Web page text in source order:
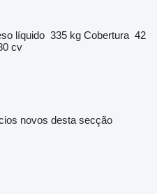
líquido 335 kg Cobertura 42
cv
novos desta secção